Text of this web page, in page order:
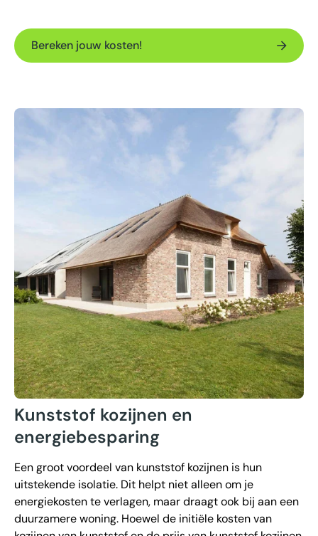
Bereken jouw kosten!
Kunststof kozijnen en
energiebesparing
Een groot voordeel van kunststof kozijnen is hun
uitstekende isolatie. Dit helpt niet alleen om je
energiekosten te verlagen, maar draagt ook bij aan een
duurzamere woning. Hoewel de initiële kosten van